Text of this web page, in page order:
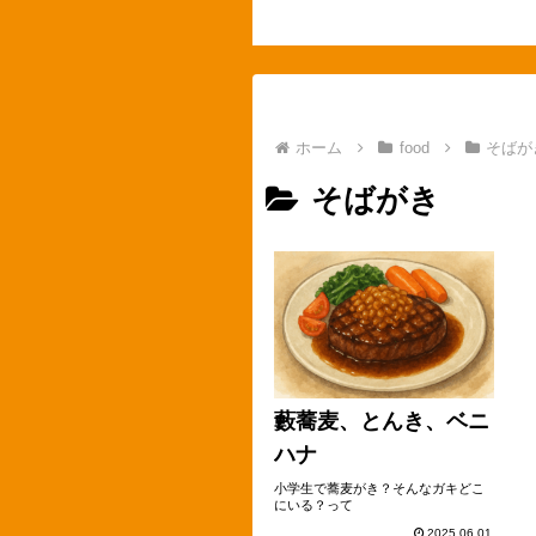
ホーム food そばが
そばがき
藪蕎麦、とんき、ベニ
ハナ
小学生で蕎麦がき？そんなガキどこ
にいる？って
2025.06.01